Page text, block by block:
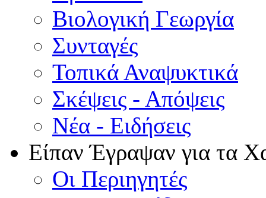
Βιολογική Γεωργία
Συνταγές
Τοπικά Αναψυκτικά
Σκέψεις - Απόψεις
Νέα - Ειδήσεις
Είπαν Έγραψαν για τα
Οι Περιηγητές